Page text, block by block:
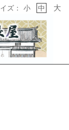
ズ： 小 中 大